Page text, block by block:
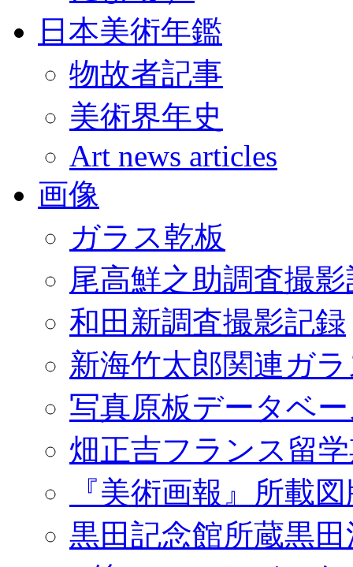
日本美術年鑑
物故者記事
美術界年史
Art news articles
画像
ガラス乾板
尾高鮮之助調査撮
和田新調査撮影記録
新海竹太郎関連ガ
写真原板データベ
畑正吉フランス留
『美術画報』所載
黒田記念館所蔵黒